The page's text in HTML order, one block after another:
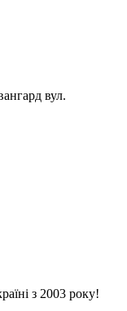
вул.
з 2003 року!